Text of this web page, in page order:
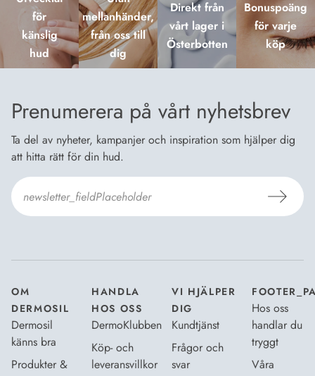
för
känslig
hud
mellanhänder,
från oss till
dig
Direkt från
vårt lager i
Österbotten
Bonuspoäng
för varje
köp
Prenumerera på vårt nyhetsbrev
Ta del av nyheter, kampanjer och inspiration som hjälper dig
att hitta rätt för din hud.
OM
DERMOSIL
Dermosil
känns bra
Produkter &
HANDLA
HOS OSS
DermoKlubben
Köp- och
leveransvillkor
VI HJÄLPER
DIG
Kundtjänst
Frågor och
svar
Hos oss
handlar du
tryggt
Våra